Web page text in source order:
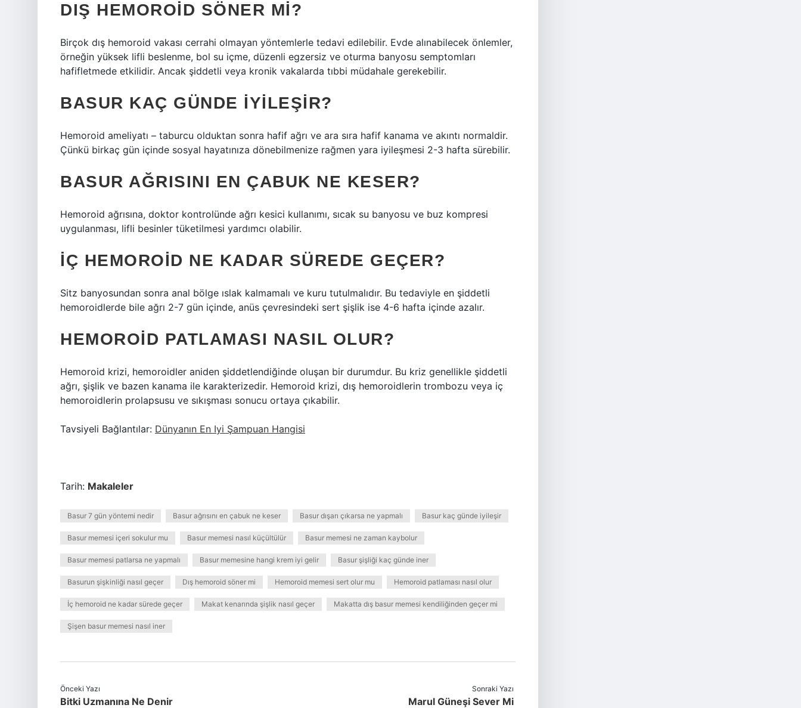
DIŞ HEMOROID SÖNER MI?
Birçok dış hemoroid vakası cerrahi olmayan yöntemlerle tedavi edilebilir. Evde alınabilecek önlemler,
örneğin yüksek lifli beslenme, bol su içme, düzenli egzersiz ve oturma banyosu semptomları
hafifletmede etkilidir. Ancak şiddetli veya kronik vakalarda tıbbi müdahale gerekebilir.
BASUR KAÇ GÜNDE IYILEŞIR?
Hemoroid ameliyatı – taburcu olduktan sonra hafif ağrı ve ara sıra hafif kanama ve akıntı normaldir.
Çünkü birkaç gün içinde sosyal hayatınıza dönebilmenize rağmen yara iyileşmesi 2-3 hafta sürebilir.
BASUR AĞRISINI EN ÇABUK NE KESER?
Hemoroid ağrısına, doktor kontrolünde ağrı kesici kullanımı, sıcak su banyosu ve buz kompresi
uygulanması, lifli besinler tüketilmesi yardımcı olabilir.
İÇ HEMOROID NE KADAR SÜREDE GEÇER?
Sitz banyosundan sonra anal bölge ıslak kalmamalı ve kuru tutulmalıdır. Bu tedaviyle en şiddetli
hemoroidlerde bile ağrı 2-7 gün içinde, anüs çevresindeki sert şişlik ise 4-6 hafta içinde azalır.
HEMOROID PATLAMASI NASIL OLUR?
Hemoroid krizi, hemoroidler aniden şiddetlendiğinde oluşan bir durumdur. Bu kriz genellikle şiddetli
ağrı, şişlik ve bazen kanama ile karakterizedir. Hemoroid krizi, dış hemoroidlerin trombozu veya iç
hemoroidlerin prolapsusu ve sıkışması sonucu ortaya çıkabilir.
Tavsiyeli Bağlantılar: Dünyanın En Iyi Şampuan Hangisi
Tarih: Makaleler
Basur 7 gün yöntemi nedir Basur ağrısını en çabuk ne keser Basur dışarı çıkarsa ne yapmalı Basur kaç günde iyileşir
Basur memesi içeri sokulur mu Basur memesi nasıl küçültülür Basur memesi ne zaman kaybolur
Basur memesi patlarsa ne yapmalı Basur memesine hangi krem iyi gelir Basur şişliği kaç günde iner
Basurun şişkinliği nasıl geçer Dış hemoroid söner mi Hemoroid memesi sert olur mu Hemoroid patlaması nasıl olur
İç hemoroid ne kadar sürede geçer Makat kenarında şişlik nasıl geçer Makatta dış basur memesi kendiliğinden geçer mi
Şişen basur memesi nasıl iner
Önceki Yazı
Bitki Uzmanına Ne Denir
Sonraki Yazı
Marul Güneşi Sever Mi